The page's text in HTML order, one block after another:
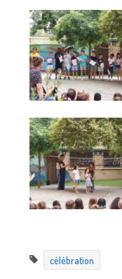
célébration